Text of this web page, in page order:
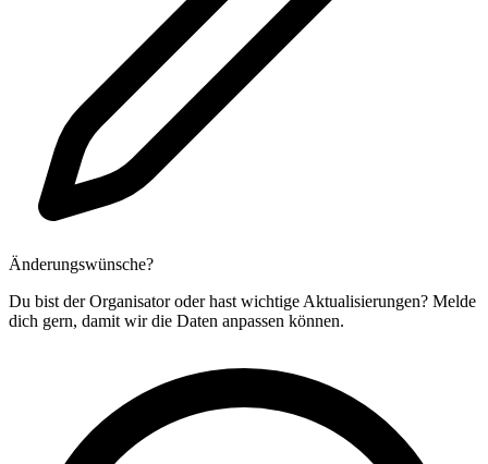
Änderungswünsche?
Du bist der Organisator oder hast wichtige Aktualisierungen? Melde
dich gern, damit wir die Daten anpassen können.